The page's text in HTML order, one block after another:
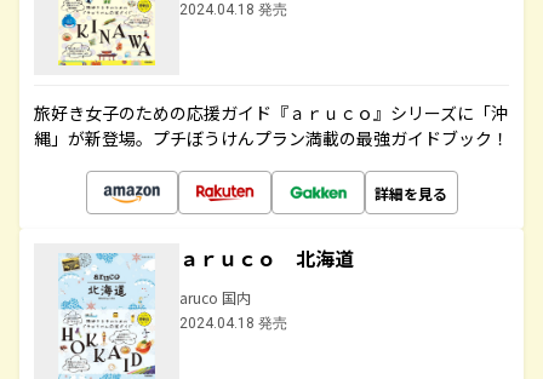
2024.04.18 発売
旅好き女子のための応援ガイド『ａｒｕｃｏ』シリーズに「沖
縄」が新登場。プチぼうけんプラン満載の最強ガイドブック！
詳細を見る
ａｒｕｃｏ 北海道
aruco 国内
2024.04.18 発売